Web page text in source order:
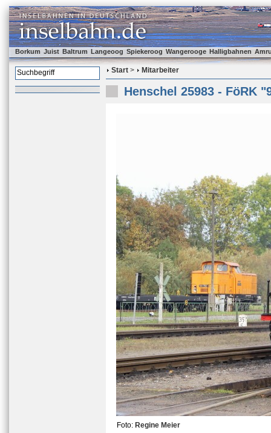
Borkum Juist Baltrum Langeoog Spiekeroog Wangerooge Halligbahnen
Start > Mitarbeiter
Henschel 25983 - FöRK
Foto: Regine Meier